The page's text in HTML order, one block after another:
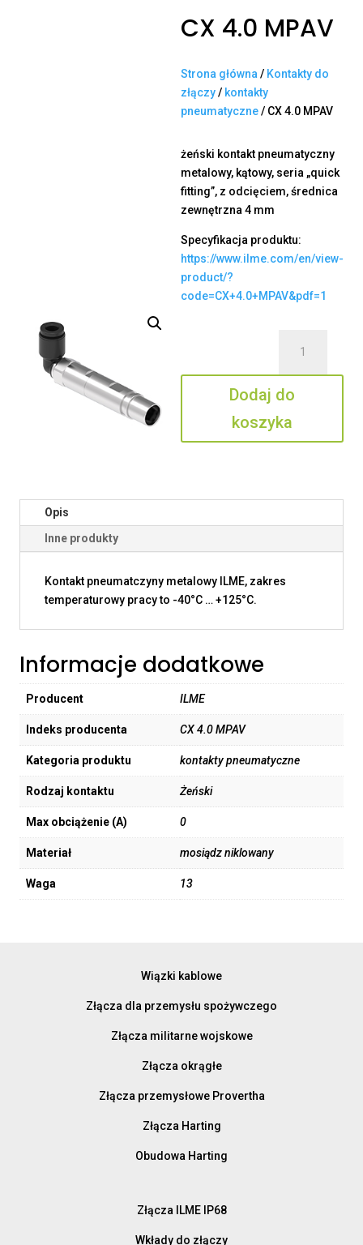
CX 4.0 MPAV
Strona główna / Kontakty do
złączy/ kontakty
pneumatyczne/ CX 4.0 MPAV
żeński kontakt pneumatyczny
metalowy, kątowy, seria „quick
fitting”, z odcięciem, średnica
zewnętrzna 4 mm
Specyfikacja produktu:
https://www.ilme.com/en/view-
product/?
code=CX+4.0+MPAV&pdf=1
4.0
MPAV
Dodaj do
koszyka
Opis
Inne produkty
Kontakt pneumatczyny metalowy ILME, zakres
temperaturowy pracy to -40°C … +125°C.
Informacje dodatkowe
Producent ILME
Indeks producenta CX 4.0 MPAV
Kategoria produktu kontakty pneumatyczne
Rodzaj kontaktu Żeński
Max obciążenie (A) 0
Materiał mosiądz niklowany
Waga 13
Wiązki kablowe
Złącza dla przemysłu spożywczego
Złącza militarne wojskowe
Złącza okrągłe
Złącza przemysłowe Provertha
Złącza Harting
Obudowa Harting
Złącza ILME IP68
Wkłady do złączy